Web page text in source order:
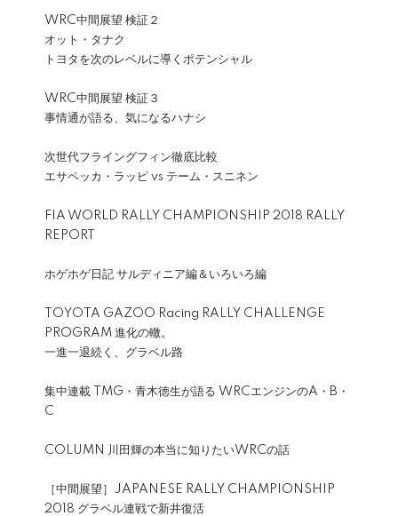
WRC中間展望 検証２
オット・タナク
トヨタを次のレベルに導くポテンシャル
WRC中間展望 検証３
事情通が語る、気になるハナシ
次世代フライングフィン徹底比較
エサペッカ・ラッピ vs テーム・スニネン
FIA WORLD RALLY CHAMPIONSHIP 2018 RALLY
REPORT
ホゲホゲ日記 サルディニア編＆いろいろ編
TOYOTA GAZOO Racing RALLY CHALLENGE
PROGRAM 進化の轍。
一進一退続く、グラベル路
集中連載 TMG・青木徳生が語る WRCエンジンのA・B・
C
COLUMN 川田輝の本当に知りたいWRCの話
［中間展望］JAPANESE RALLY CHAMPIONSHIP
2018 グラベル連戦で新井復活